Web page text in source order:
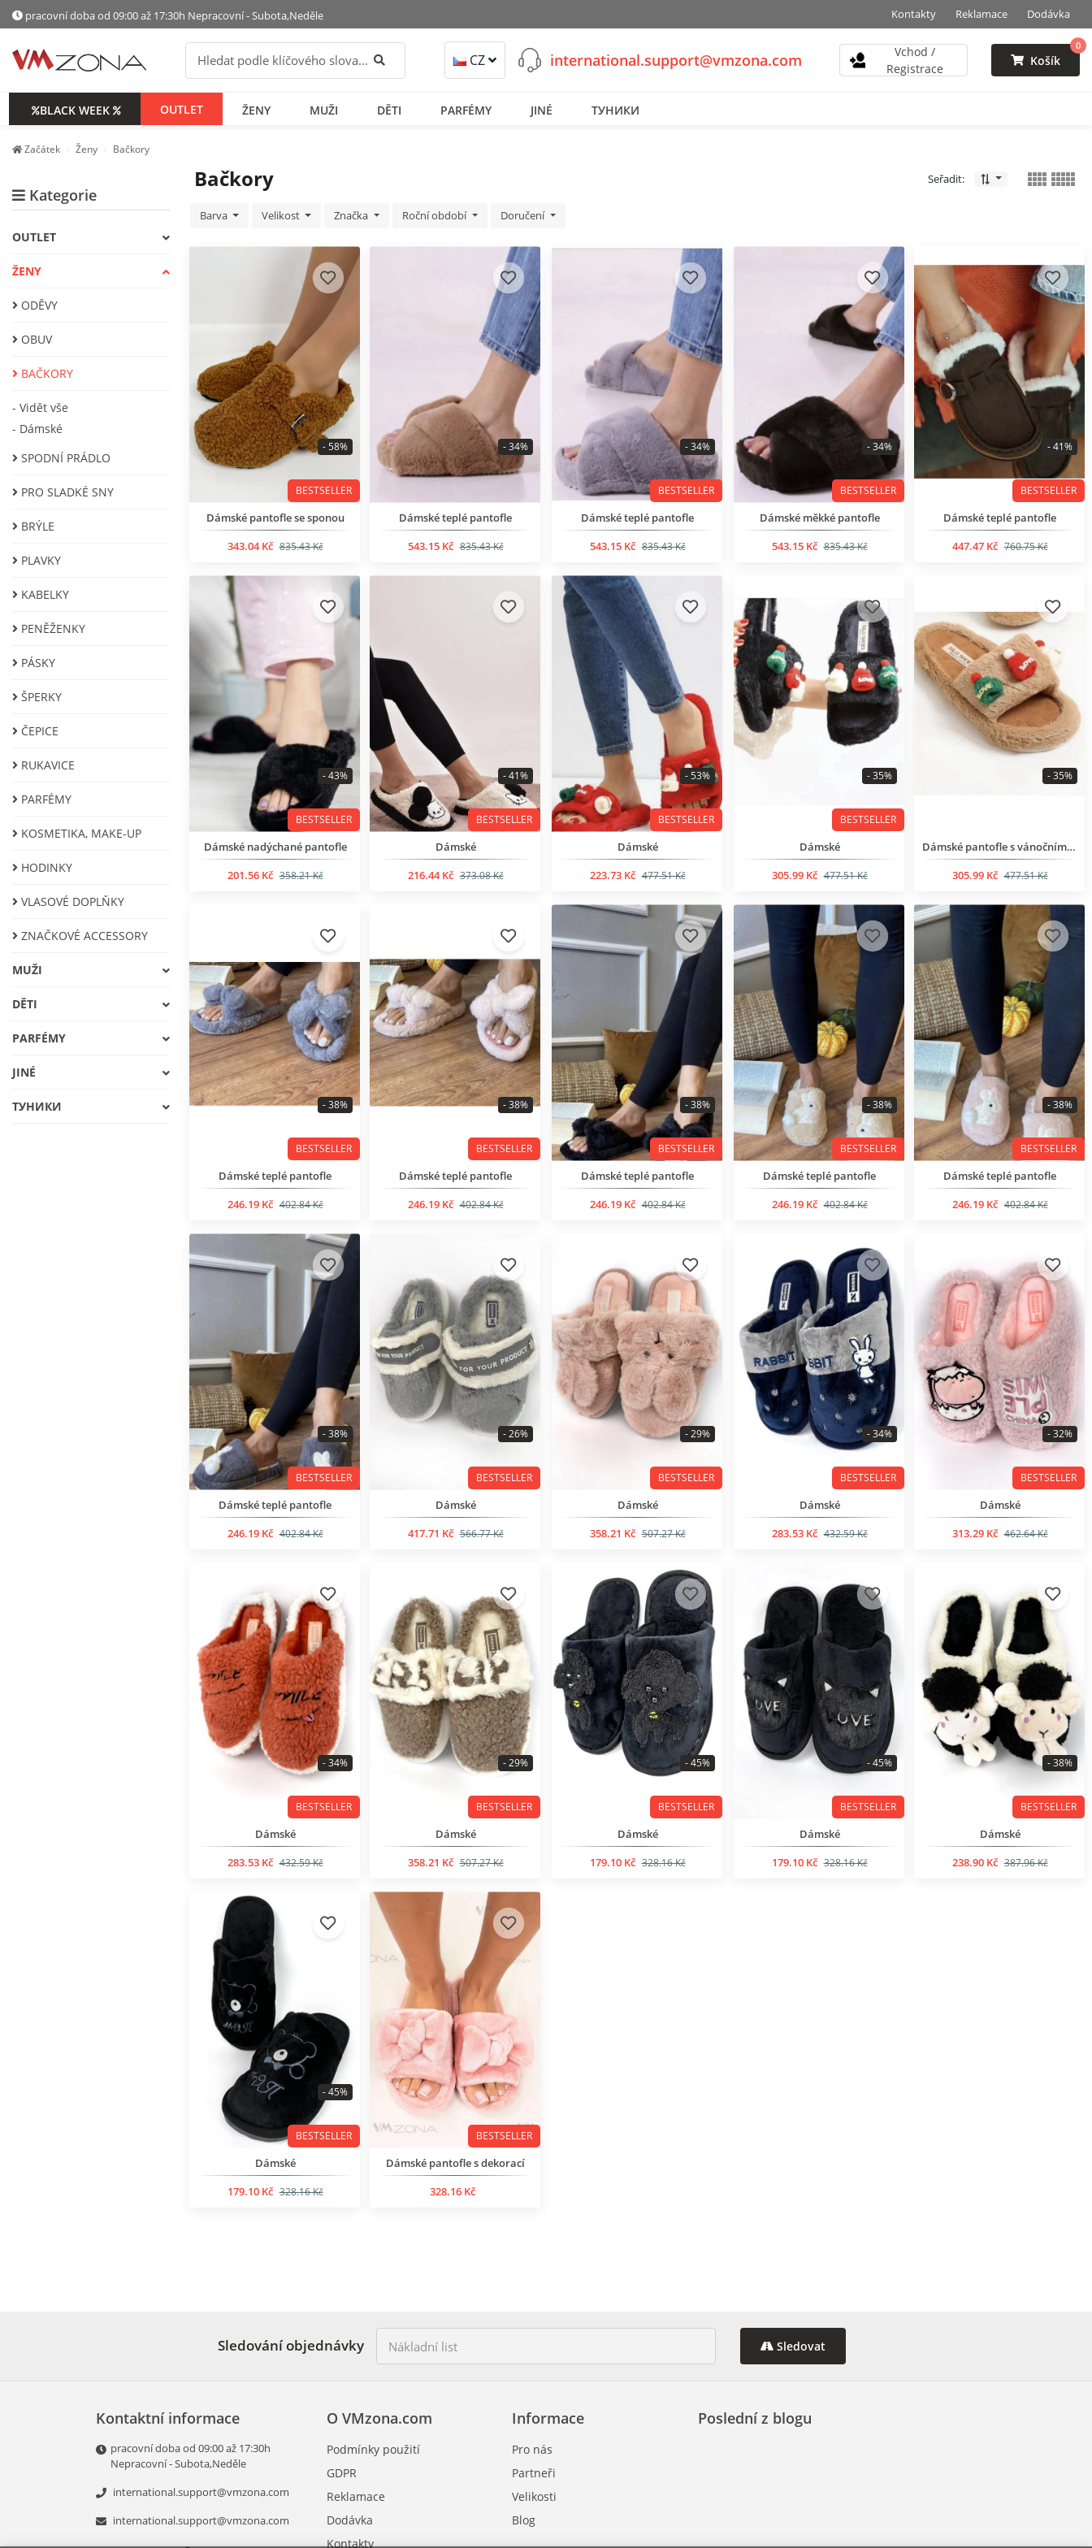
pracovní doba od 09:00 až 17:30h Nepracovní - Subota,Neděle Kontakty Reklamace Dodávka
Hledat CZ international.support@vmzona.com
Vchod /
Registrace
Košík
0
BLACK WEEK OUTLET ŽENY МUŽI DĚTI PARFÉMY JINÉ ТУНИКИ
Začátek Ženy Bačkory
Kategorie
OUTLET
ŽENY
ODĚVY
OBUV
BAČKORY
- Vidět vše
- Dámské
SPODNÍ PRÁDLO
PRO SLADKÉ SNY
BRÝLE
PLAVKY
KABELKY
PENĚŽENKY
PÁSKY
ŠPERKY
ČEPICE
RUKAVICE
PARFÉMY
KOSMETIKA, MAKE-UP
HODINKY
VLASOVÉ DOPLŇKY
ZNAČKOVÉ ACCESSORY
МUŽI
DĚTI
PARFÉMY
JINÉ
ТУНИКИ
Bačkory Seřadit:
Barva Velikost Značka Roční období Doručení
BESTSELLER
Dámské pantofle se sponou
343.04 Kč 835.43 Kč
- 58%
Dámské teplé pantofle
543.15 Kč 835.43 Kč
- 34%
BESTSELLER
Dámské teplé pantofle
543.15 Kč 835.43 Kč
- 34%
BESTSELLER
Dámské měkké pantofle
543.15 Kč 835.43 Kč
- 34%
BESTSELLER
Dámské teplé pantofle
447.47 Kč 760.75 Kč
- 41%
BESTSELLER
Dámské nadýchané pantofle
201.56 Kč 358.21 Kč
- 43%
BESTSELLER
Dámské
216.44 Kč 373.08 Kč
- 41%
BESTSELLER
Dámské
223.73 Kč 477.51 Kč
- 53%
BESTSELLER
Dámské
305.99 Kč 477.51 Kč
- 35%
Dámské pantofle s vánočním motivem
305.99 Kč 477.51 Kč
- 35%
BESTSELLER
Dámské teplé pantofle
246.19 Kč 402.84 Kč
- 38%
BESTSELLER
Dámské teplé pantofle
246.19 Kč 402.84 Kč
- 38%
BESTSELLER
Dámské teplé pantofle
246.19 Kč 402.84 Kč
- 38%
BESTSELLER
Dámské teplé pantofle
246.19 Kč 402.84 Kč
- 38%
BESTSELLER
Dámské teplé pantofle
246.19 Kč 402.84 Kč
- 38%
BESTSELLER
Dámské teplé pantofle
246.19 Kč 402.84 Kč
- 38%
BESTSELLER
Dámské
417.71 Kč 566.77 Kč
- 26%
BESTSELLER
Dámské
358.21 Kč 507.27 Kč
- 29%
BESTSELLER
Dámské
283.53 Kč 432.59 Kč
- 34%
BESTSELLER
Dámské
313.29 Kč 462.64 Kč
- 32%
BESTSELLER
Dámské
283.53 Kč 432.59 Kč
- 34%
BESTSELLER
Dámské
358.21 Kč 507.27 Kč
- 29%
BESTSELLER
Dámské
179.10 Kč 328.16 Kč
- 45%
BESTSELLER
Dámské
179.10 Kč 328.16 Kč
- 45%
BESTSELLER
Dámské
238.90 Kč 387.96 Kč
- 38%
BESTSELLER
Dámské
179.10 Kč 328.16 Kč
- 45%
BESTSELLER
Dámské pantofle s dekorací
328.16 Kč
Sledování objednávky Sledovat
Kontaktní informace
pracovní doba od 09:00 až 17:30h
Nepracovní - Subota,Neděle
international.support@vmzona.com
international.support@vmzona.com
Informace
Pro nás
Partneři
Velikosti
Blog
O VMzona.com
Podmínky použití
GDPR
Reklamace
Dodávka
Kontakty
Poslední z blogu